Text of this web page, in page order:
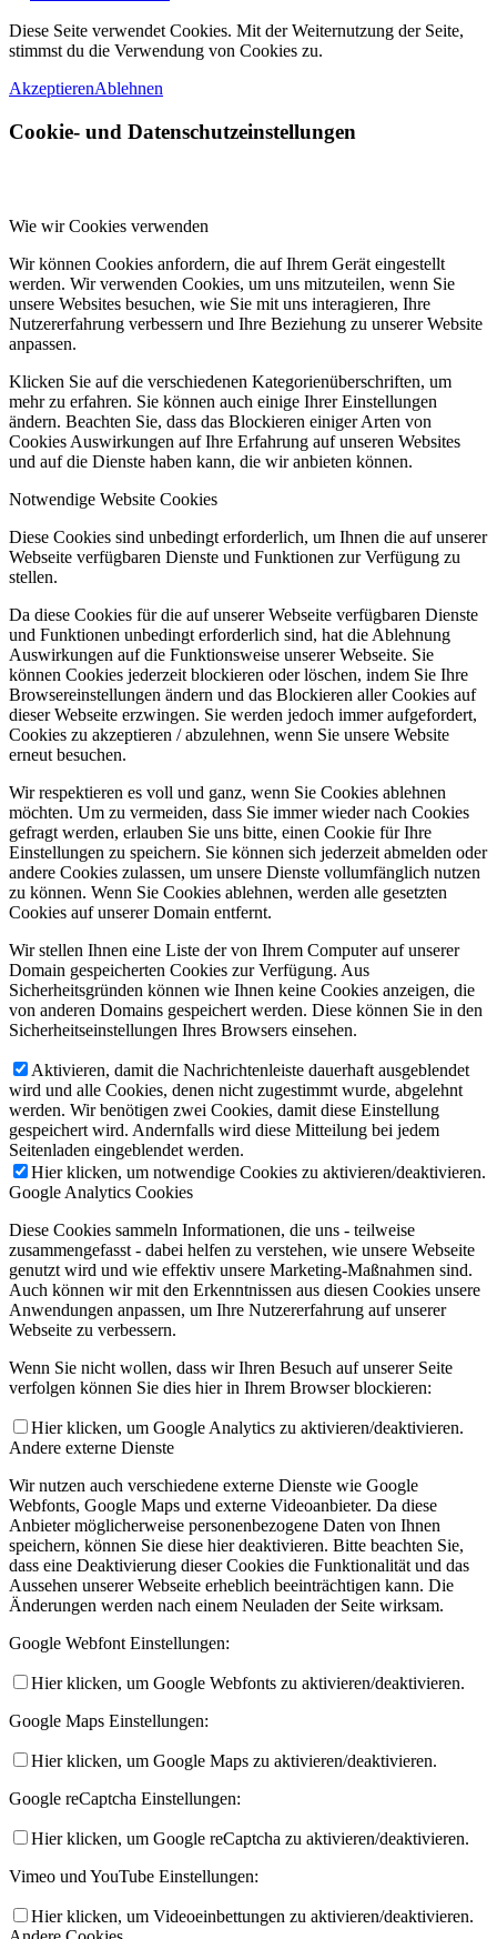
Diese Seite verwendet Cookies. Mit der Weiternutzung der Seite,
stimmst du die Verwendung von Cookies zu.
AkzeptierenAblehnen
Cookie- und Datenschutzeinstellungen
Wie wir Cookies verwenden
Wir können Cookies anfordern, die auf Ihrem Gerät eingestellt
werden. Wir verwenden Cookies, um uns mitzuteilen, wenn Sie
unsere Websites besuchen, wie Sie mit uns interagieren, Ihre
Nutzererfahrung verbessern und Ihre Beziehung zu unserer Website
anpassen.
Klicken Sie auf die verschiedenen Kategorienüberschriften, um
mehr zu erfahren. Sie können auch einige Ihrer Einstellungen
ändern. Beachten Sie, dass das Blockieren einiger Arten von
Cookies Auswirkungen auf Ihre Erfahrung auf unseren Websites
und auf die Dienste haben kann, die wir anbieten können.
Notwendige Website Cookies
Diese Cookies sind unbedingt erforderlich, um Ihnen die auf unserer
Webseite verfügbaren Dienste und Funktionen zur Verfügung zu
stellen.
Da diese Cookies für die auf unserer Webseite verfügbaren Dienste
und Funktionen unbedingt erforderlich sind, hat die Ablehnung
Auswirkungen auf die Funktionsweise unserer Webseite. Sie
können Cookies jederzeit blockieren oder löschen, indem Sie Ihre
Browsereinstellungen ändern und das Blockieren aller Cookies auf
dieser Webseite erzwingen. Sie werden jedoch immer aufgefordert,
Cookies zu akzeptieren / abzulehnen, wenn Sie unsere Website
erneut besuchen.
Wir respektieren es voll und ganz, wenn Sie Cookies ablehnen
möchten. Um zu vermeiden, dass Sie immer wieder nach Cookies
gefragt werden, erlauben Sie uns bitte, einen Cookie für Ihre
Einstellungen zu speichern. Sie können sich jederzeit abmelden oder
andere Cookies zulassen, um unsere Dienste vollumfänglich nutzen
zu können. Wenn Sie Cookies ablehnen, werden alle gesetzten
Cookies auf unserer Domain entfernt.
Wir stellen Ihnen eine Liste der von Ihrem Computer auf unserer
Domain gespeicherten Cookies zur Verfügung. Aus
Sicherheitsgründen können wie Ihnen keine Cookies anzeigen, die
von anderen Domains gespeichert werden. Diese können Sie in den
Sicherheitseinstellungen Ihres Browsers einsehen.
Aktivieren, damit die Nachrichtenleiste dauerhaft ausgeblendet
wird und alle Cookies, denen nicht zugestimmt wurde, abgelehnt
werden. Wir benötigen zwei Cookies, damit diese Einstellung
gespeichert wird. Andernfalls wird diese Mitteilung bei jedem
Seitenladen eingeblendet werden.
Hier klicken, um notwendige Cookies zu aktivieren/deaktivieren.
Google Analytics Cookies
Diese Cookies sammeln Informationen, die uns - teilweise
zusammengefasst - dabei helfen zu verstehen, wie unsere Webseite
genutzt wird und wie effektiv unsere Marketing-Maßnahmen sind.
Auch können wir mit den Erkenntnissen aus diesen Cookies unsere
Anwendungen anpassen, um Ihre Nutzererfahrung auf unserer
Webseite zu verbessern.
Wenn Sie nicht wollen, dass wir Ihren Besuch auf unserer Seite
verfolgen können Sie dies hier in Ihrem Browser blockieren:
Hier klicken, um Google Analytics zu aktivieren/deaktivieren.
Andere externe Dienste
Wir nutzen auch verschiedene externe Dienste wie Google
Webfonts, Google Maps und externe Videoanbieter. Da diese
Anbieter möglicherweise personenbezogene Daten von Ihnen
speichern, können Sie diese hier deaktivieren. Bitte beachten Sie,
dass eine Deaktivierung dieser Cookies die Funktionalität und das
Aussehen unserer Webseite erheblich beeinträchtigen kann. Die
Änderungen werden nach einem Neuladen der Seite wirksam.
Google Webfont Einstellungen:
Hier klicken, um Google Webfonts zu aktivieren/deaktivieren.
Google Maps Einstellungen:
Hier klicken, um Google Maps zu aktivieren/deaktivieren.
Google reCaptcha Einstellungen:
Hier klicken, um Google reCaptcha zu aktivieren/deaktivieren.
Vimeo und YouTube Einstellungen:
Hier klicken, um Videoeinbettungen zu aktivieren/deaktivieren.